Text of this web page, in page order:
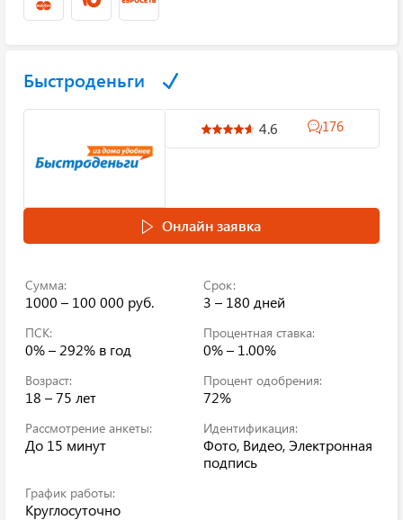
Быстроденьги
4.6 176
Онлайн заявка
Сумма:
1000 – 100 000 руб.
Срок:
3 – 180 дней
ПСК:
0% – 292% в год
Процентная ставка:
0% – 1.00%
Возраст:
18 – 75 лет
Процент одобрения:
72%
Рассмотрение анкеты:
До 15 минут
Идентификация:
Фото, Видео, Электронная
подпись
График работы:
Круглосуточно